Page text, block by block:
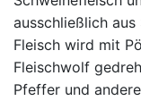
ausschließlich
Fleisch wird mit
Fleischwolf
Pfeffer und